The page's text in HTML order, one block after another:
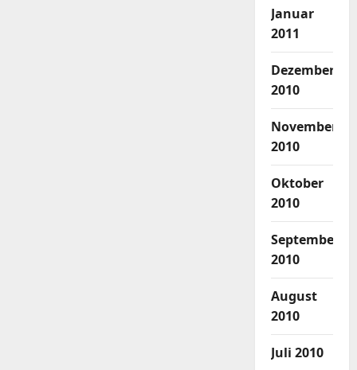
Januar
2011
Dezember
2010
November
2010
Oktober
2010
September
2010
August
2010
Juli 2010